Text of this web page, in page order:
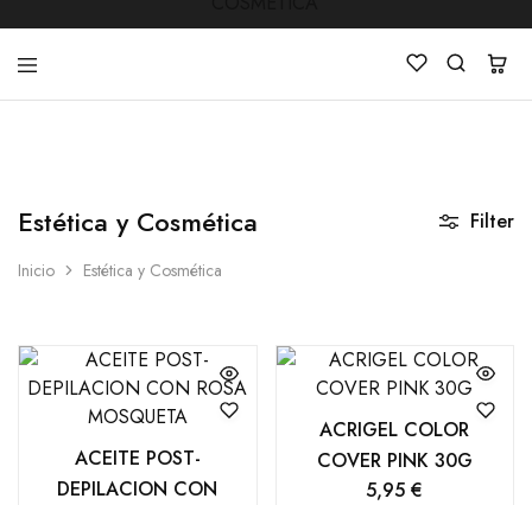
de
Manicura
,
y
Estética
Estética y Cosmética
Inicio Estética y Cosmética
Filter
ACEITE POST-
DEPILACION CON
ACRIGEL COLOR
COVER PINK 30G
5,95€